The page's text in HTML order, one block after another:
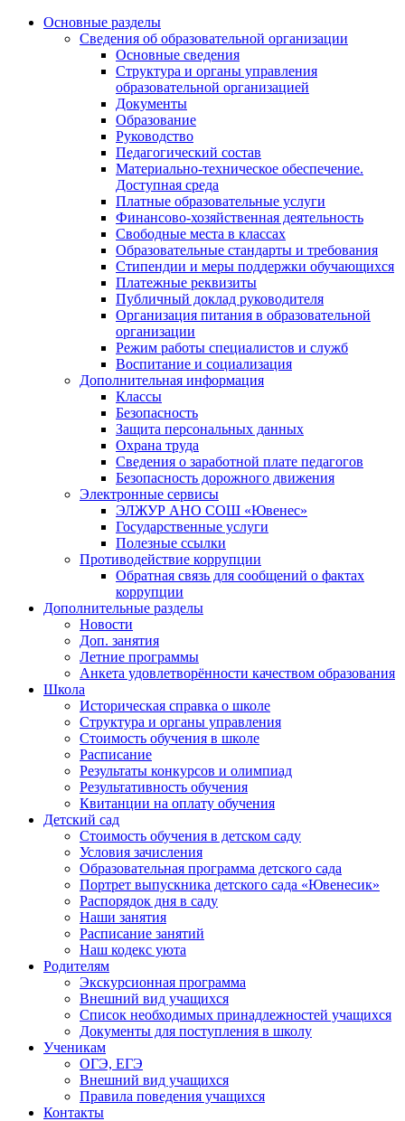
Основные разделы
Сведения об образовательной организации
Основные сведения
Структура и органы управления
образовательной организацией
Документы
Образование
Руководство
Педагогический состав
Материально-техническое обеспечение.
Доступная среда
Платные образовательные услуги
Финансово-хозяйственная деятельность
Свободные места в классах
Образовательные стандарты и требования
Стипендии и меры поддержки обучающихся
Платежные реквизиты
Публичный доклад руководителя
Организация питания в образовательной
организации
Режим работы специалистов и служб
Воспитание и социализация
Дополнительная информация
Классы
Безопасность
Защита персональных данных
Охрана труда
Сведения о заработной плате педагогов
Безопасность дорожного движения
Электронные сервисы
ЭЛЖУР АНО СОШ «Ювенес»
Государственные услуги
Полезные ссылки
Противодействие коррупции
Обратная связь для сообщений о фактах
коррупции
Дополнительные разделы
Новости
Доп. занятия
Летние программы
Анкета удовлетворённости качеством образования
Школа
Историческая справка о школе
Структура и органы управления
Стоимость обучения в школе
Расписание
Результаты конкурсов и олимпиад
Результативность обучения
Квитанции на оплату обучения
Детский сад
Стоимость обучения в детском саду
Условия зачисления
Образовательная программа детского сада
Портрет выпускника детского сада «Ювенесик»
Распорядок дня в саду
Наши занятия
Расписание занятий
Наш кодекс уюта
Родителям
Экскурсионная программа
Внешний вид учащихся
Список необходимых принадлежностей учащихся
Документы для поступления в школу
Ученикам
ОГЭ, ЕГЭ
Внешний вид учащихся
Правила поведения учащихся
Контакты